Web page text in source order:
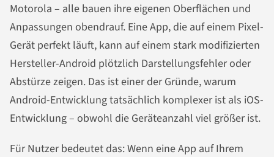
Motorola – alle bauen ihre eigenen Oberflächen und
Anpassungen obendrauf. Eine App, die auf einem Pixel-
Gerät perfekt läuft, kann auf einem stark modifizierten
Hersteller-Android plötzlich Darstellungsfehler oder
Abstürze zeigen. Das ist einer der Gründe, warum
Android-Entwicklung tatsächlich komplexer ist als iOS-
Entwicklung – obwohl die Geräteanzahl viel größer ist.
Für Nutzer bedeutet das: Wenn eine App auf Ihrem